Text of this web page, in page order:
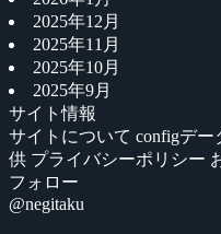
2025年12月
2025年11月
2025年10月
2025年9月
サイト情報
サイトについて configデー
供 プライバシーポリシー
フォロー
@negitaku